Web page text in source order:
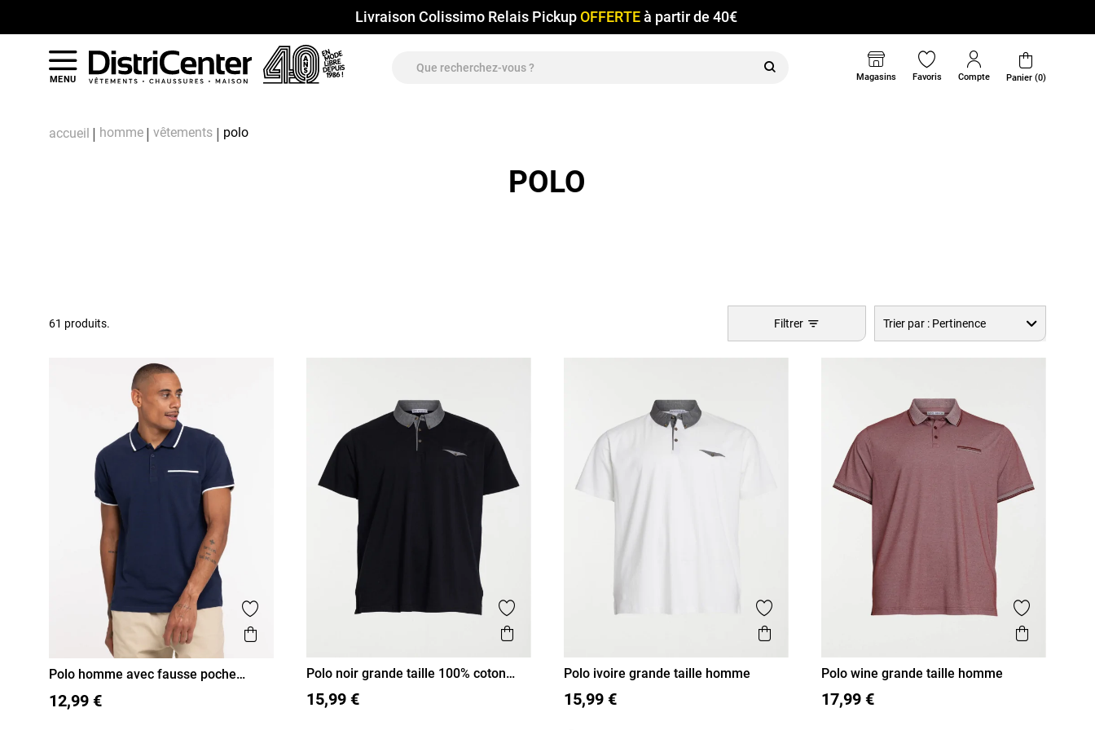
Livraison Colissimo Relais Pickup OFFERTEà partir de 40€
MENU Magasins Favoris Compte Panier (0)
accueil homme vêtements polo
POLO
61 produits. Filtrer Trier par :Pertinence
Ajouter aux favoris
Aperçu rapide
M L
Polo homme avec fausse poche
12,99 €
Ajouter aux favoris
Aperçu rapide
3XL 4XL
Polo noir grande taille 100% coton
15,99 €
Ajouter aux favoris
Aperçu rapide
3XL 4XL
Polo ivoire grande taille homme
15,99 €
Ajouter
Aperçu
3XL 4XL
Polo wine grande taille homme
17,99 €